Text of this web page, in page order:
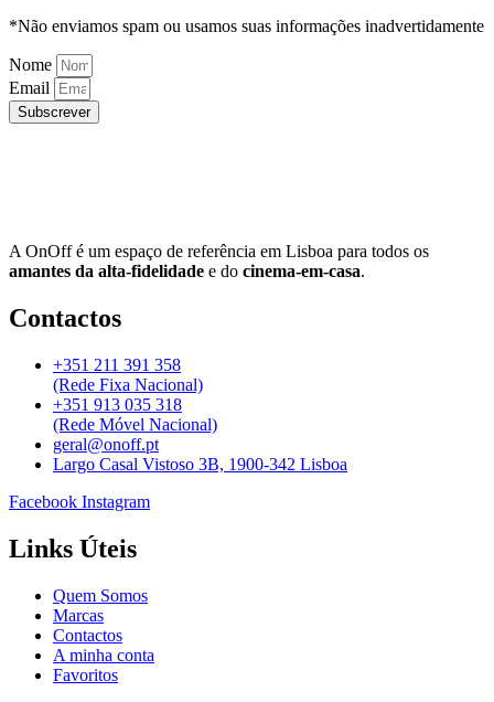
*Não enviamos spam ou usamos suas informações inadvertidamente
Nome
Email
Subscrever
A OnOff é um espaço de referência em Lisboa para todos os
amantes da alta-fidelidade e do cinema-em-casa.
Contactos
+351 211 391 358
(Rede Fixa Nacional)
+351 913 035 318
(Rede Móvel Nacional)
geral@onoff.pt
Largo Casal Vistoso 3B, 1900-342 Lisboa
Facebook Instagram
Links Úteis
Quem Somos
Marcas
Contactos
A minha conta
Favoritos